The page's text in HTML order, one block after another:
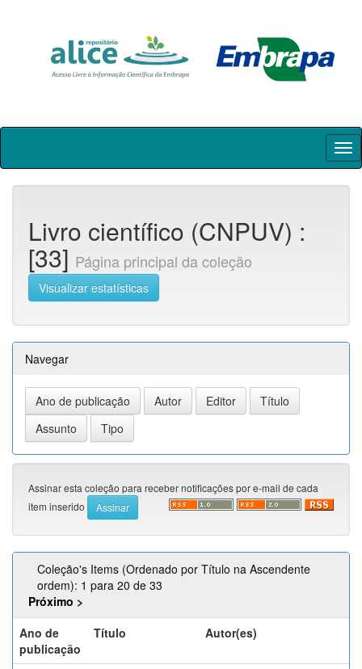
Skip
Livro científico (CNPUV) :
[33] Página principal da coleção
Visualizar estatísticas
Navegar
Assinar esta coleção para receber notificações por e-mail de cada
item inserido
Coleção's Items (Ordenado por Título na Ascendente
ordem): 1 para 20 de 33
Próximo >
Ano de
publicação
Título Autor(es)